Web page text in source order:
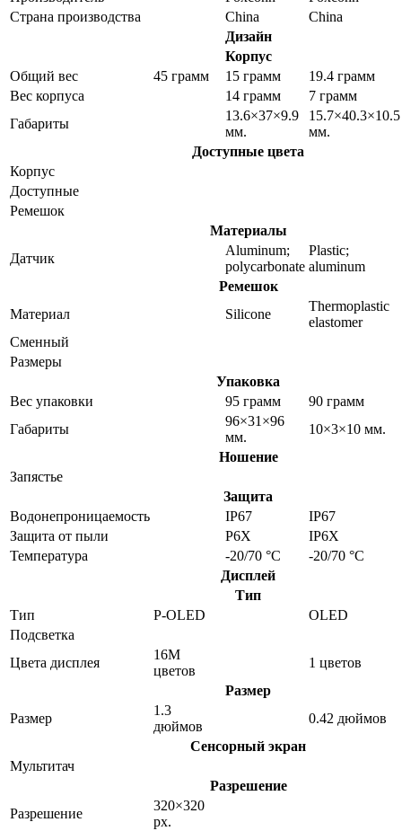
Страна производства
China
China
Дизайн
Корпус
Общий вес
45 грамм 15 грамм
19.4 грамм
Вес корпуса
14 грамм
7 грамм
Габариты
13.6×37×9.9
мм.
15.7×40.3×10.5
мм.
Доступные цвета
Корпус
Доступные
Ремешок
Материалы
Датчик
Aluminum;
polycarbonate
Plastic;
aluminum
Ремешок
Материал
Silicone
Thermoplastic
elastomer
Сменный
Размеры
Упаковка
Вес упаковки
95 грамм
90 грамм
Габариты
96×31×96
мм.
10×3×10 мм.
Ношение
Запястье
Защита
Водонепроницаемость
IP67
IP67
Защита от пыли
P6X
IP6X
Температура
-20/70 °C
-20/70 °C
Дисплей
Тип
Тип
P-OLED
OLED
Подсветка
Цвета дисплея
16M
цветов
1 цветов
Размер
Размер
1.3
дюймов
0.42 дюймов
Сенсорный экран
Мультитач
Разрешение
Разрешение
320×320
px.